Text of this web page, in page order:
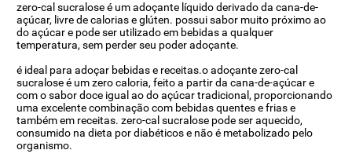
zero-cal sucralose é um adoçante líquido derivado da cana-de-
açúcar, livre de calorias e glúten. possui sabor muito próximo ao
do açúcar e pode ser utilizado em bebidas a qualquer
temperatura, sem perder seu poder adoçante.
é ideal para adoçar bebidas e receitas.o adoçante zero-cal
sucralose é um zero caloria, feito a partir da cana-de-açúcar e
com o sabor doce igual ao do açúcar tradicional, proporcionando
uma excelente combinação com bebidas quentes e frias e
também em receitas. zero-cal sucralose pode ser aquecido,
consumido na dieta por diabéticos e não é metabolizado pelo
organismo.